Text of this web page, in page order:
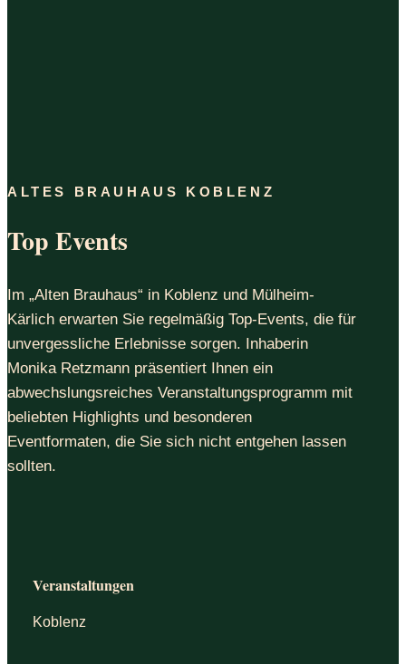
ALTES BRAUHAUS KOBLENZ
Top Events
Im „Alten Brauhaus“ in Koblenz und Mülheim-
Kärlich erwarten Sie regelmäßig Top-Events, die für
unvergessliche Erlebnisse sorgen. Inhaberin
Monika Retzmann präsentiert Ihnen ein
abwechslungsreiches Veranstaltungsprogramm mit
beliebten Highlights und besonderen
Eventformaten, die Sie sich nicht entgehen lassen
sollten.
Veranstaltungen
Koblenz